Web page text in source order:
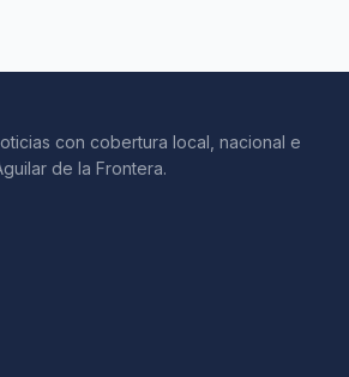
con cobertura local, nacional e
de la Frontera.